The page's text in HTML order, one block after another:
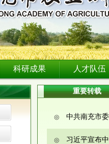
科研成果 人才队伍
重要转载
◎ 中共南充市
◎ 习近平宣布